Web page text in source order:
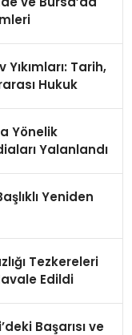
Yıkımları: Tarih,
Hukuk
Yönelik
Yalanlandı
Yeniden
Tezkereleri
Edildi
Başarısı ve